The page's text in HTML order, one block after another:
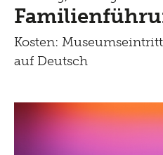
Kosten:
auf Deutsch